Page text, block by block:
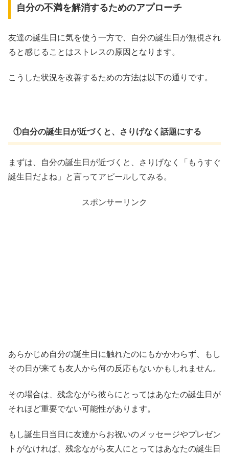
自分の不満を解消するためのアプローチ
友達の誕生日に気を使う一方で、自分の誕生日が無視され
ると感じることはストレスの原因となります。
こうした状況を改善するための方法は以下の通りです。
①自分の誕生日が近づくと、さりげなく話題にする
まずは、自分の誕生日が近づくと、さりげなく「もうすぐ
誕生日だよね」と言ってアピールしてみる。
スポンサーリンク
あらかじめ自分の誕生日に触れたのにもかかわらず、もし
その日が来ても友人から何の反応もないかもしれません。
その場合は、残念ながら彼らにとってはあなたの誕生日が
それほど重要でない可能性があります。
もし誕生日当日に友達からお祝いのメッセージやプレゼン
トがなければ、残念ながら友人にとってはあなたの誕生日